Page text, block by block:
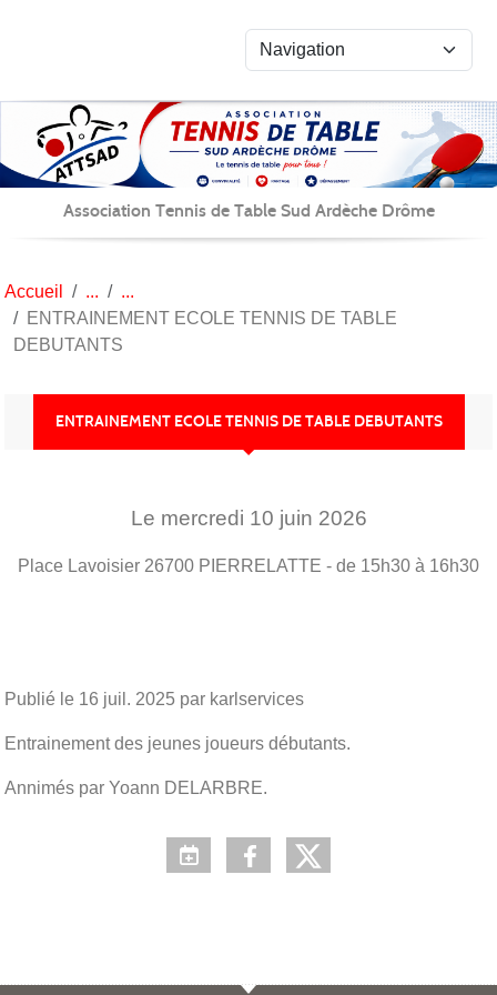
Association Tennis de Table Sud Ardèche Drôme
Accueil
ENTRAINEMENT ECOLE TENNIS DE TABLE
DEBUTANTS
ENTRAINEMENT ECOLE TENNIS DE TABLE DEBUTANTS
Le mercredi 10 juin 2026
Place Lavoisier 26700 PIERRELATTE - de 15h30 à 16h30
Publié le 16 juil. 2025 par karlservices
Entrainement des jeunes joueurs débutants.
Annimés par Yoann DELARBRE.